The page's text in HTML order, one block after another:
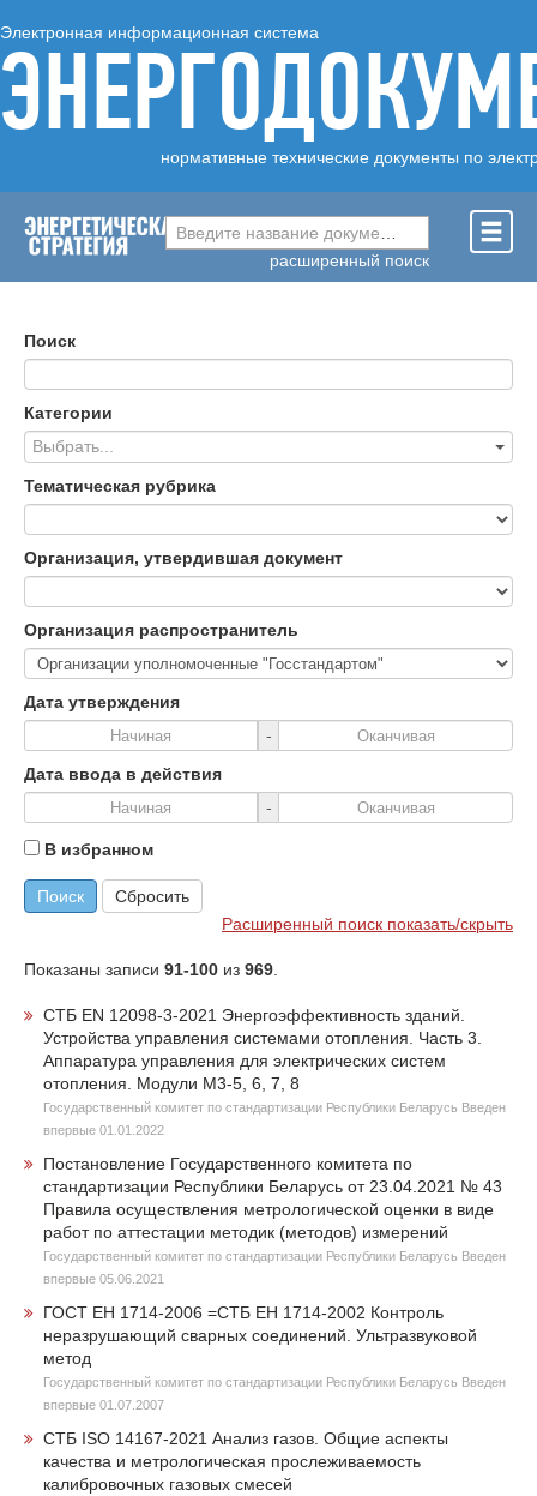
Электронная информационная система
нормативные технические документы по
Введите название документа ...
расширенный поиск
Поиск
Категории
Выбрать...
Тематическая рубрика
Организация, утвердившая документ
Организация распространитель
Дата утверждения
-
Дата ввода в действия
-
В избранном
Поиск Сбросить
Расширенный поиск показать/скрыть
Показаны записи 91-100 из 969.
СТБ EN 12098-3-2021 Энергоэффективность зданий.
Устройства управления системами отопления. Часть 3.
Аппаратура управления для электрических систем
отопления. Модули М3-5, 6, 7, 8
Государственный комитет по стандартизации Республики Беларусь Введен
впервые 01.01.2022
Постановление Государственного комитета по
стандартизации Республики Беларусь от 23.04.2021 № 43
Правила осуществления метрологической оценки в виде
работ по аттестации методик (методов) измерений
Государственный комитет по стандартизации Республики Беларусь Введен
впервые 05.06.2021
ГОСТ ЕН 1714-2006 =СТБ ЕН 1714-2002 Контроль
неразрушающий сварных соединений. Ультразвуковой
метод
Государственный комитет по стандартизации Республики Беларусь Введен
впервые 01.07.2007
СТБ ISO 14167-2021 Анализ газов. Общие аспекты
качества и метрологическая прослеживаемость
калибровочных газовых смесей